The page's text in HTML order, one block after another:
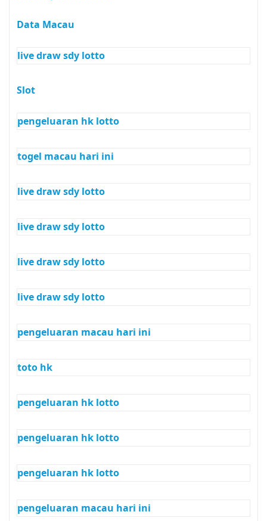
Data Macau
live draw sdy lotto
Slot
pengeluaran hk lotto
togel macau hari ini
live draw sdy lotto
live draw sdy lotto
live draw sdy lotto
live draw sdy lotto
pengeluaran macau hari ini
toto hk
pengeluaran hk lotto
pengeluaran hk lotto
pengeluaran hk lotto
pengeluaran macau hari ini